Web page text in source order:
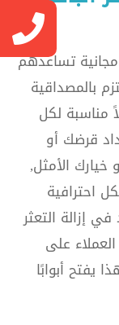
تساعدهم
بالمصداقية
مناسبة لكل
قرضك أو
الأمثل,
احترافية
إزالة التعثر
على
يفتح أبوابًا